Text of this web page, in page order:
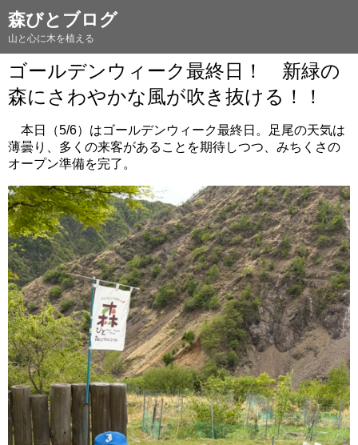
森びとブログ
山と心に木を植える
ゴールデンウィーク最終日！ 新緑の
森にさわやかな風が吹き抜ける！！
本日（5/6）はゴールデンウィーク最終日。足尾の天気は
薄曇り、多くの来客があることを期待しつつ、みちくさの
オープン準備を完了。